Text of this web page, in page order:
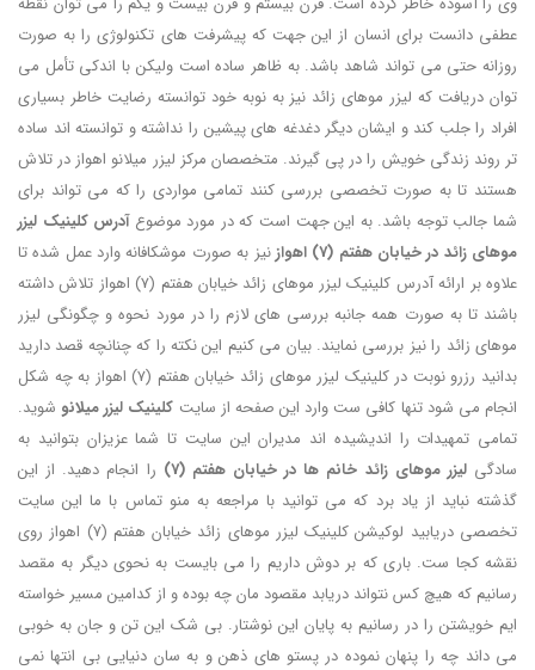
عطفی دانست برای انسان از این جهت که پیشرفت های تکنولوژی را به صورت
روزانه حتی می تواند شاهد باشد. به ظاهر ساده است ولیکن با اندکی تأمل می
توان دریافت که لیزر موهای زائد نیز به نوبه خود توانسته رضایت خاطر بسیاری
افراد را جلب کند و ایشان دیگر دغدغه های پیشین را نداشته و توانسته اند ساده
تر روند زندگی خویش را در پی گیرند. متخصصان مرکز لیزر میلانو اهواز در تلاش
هستند تا به صورت تخصصی بررسی کنند تمامی مواردی را که می تواند برای
شما جالب توجه باشد. به این جهت است که در مورد موضوعآدرس کلینیک لیزر
موهای زائد در خیابان هفتم (7) اهواز
نیز به صورت موشکافانه وارد عمل شده تا
علاوه بر ارائه آدرس کلینیک لیزر موهای زائد خیابان هفتم (7) اهواز تلاش داشته
باشند تا به صورت همه جانبه بررسی های لازم را در مورد نحوه و چگونگی لیزر
موهای زائد را نیز بررسی نمایند. بیان می کنیم این نکته را که چنانچه قصد دارید
بدانید رزرو نوبت در کلینیک لیزر موهای زائد خیابان هفتم (7) اهواز به چه شکل
انجام می شود تنها کافی ست وارد این صفحه از سایت کلینیک لیزر میلانو شوید.
تمامی تمهیدات را اندیشیده اند مدیران این سایت تا شما عزیزان بتوانید به
سادگیلیزر موهای زائد خانم ها در خیابان هفتم (7)
را انجام دهید. از این
گذشته نباید از یاد برد که می توانید با مراجعه به منو تماس با ما این سایت
تخصصی دریابید لوکیشن کلینیک لیزر موهای زائد خیابان هفتم (7) اهواز روی
نقشه کجا ست. باری که بر دوش داریم را می بایست به نحوی دیگر به مقصد
رسانیم که هیچ کس نتواند دریابد مقصود مان چه بوده و از کدامین مسیر خواسته
ایم خویشتن را در رسانیم به پایان این نوشتار. بی شک این تن و جان به خوبی
می داند چه را پنهان نموده در پستو های ذهن و به سان دنیایی بی انتها نمی